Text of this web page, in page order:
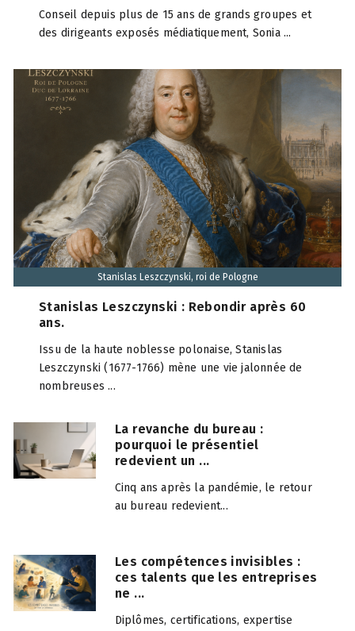
Conseil depuis plus de 15 ans de grands groupes et
des dirigeants exposés médiatiquement, Sonia ...
Stanislas Leszczynski, roi de Pologne
Stanislas Leszczynski : Rebondir après 60
ans.
Issu de la haute noblesse polonaise, Stanislas
Leszczynski (1677-1766) mène une vie jalonnée de
nombreuses ...
La revanche du bureau :
pourquoi le présentiel
redevient un ...
Cinq ans après la pandémie, le retour
au bureau redevient...
Les compétences invisibles :
ces talents que les entreprises
ne ...
Diplômes, certifications, expertise